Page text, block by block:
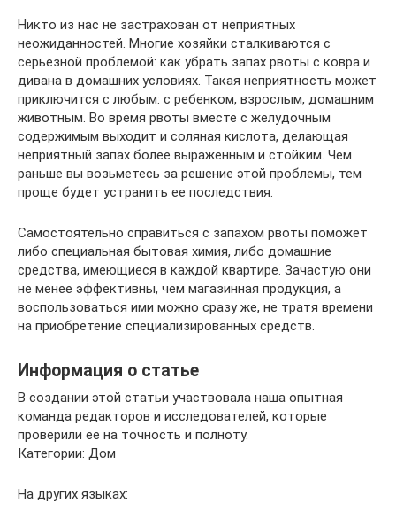
Никто из нас не застрахован от неприятных
неожиданностей. Многие хозяйки сталкиваются с
серьезной проблемой: как убрать запах рвоты с ковра и
дивана в домашних условиях. Такая неприятность может
приключится с любым: с ребенком, взрослым, домашним
животным. Во время рвоты вместе с желудочным
содержимым выходит и соляная кислота, делающая
неприятный запах более выраженным и стойким. Чем
раньше вы возьметесь за решение этой проблемы, тем
проще будет устранить ее последствия.
Самостоятельно справиться с запахом рвоты поможет
либо специальная бытовая химия, либо домашние
средства, имеющиеся в каждой квартире. Зачастую они
не менее эффективны, чем магазинная продукция, а
воспользоваться ими можно сразу же, не тратя времени
на приобретение специализированных средств.
Информация о статье
В создании этой статьи участвовала наша опытная
команда редакторов и исследователей, которые
проверили ее на точность и полноту.
Категории: Дом
На других языках: